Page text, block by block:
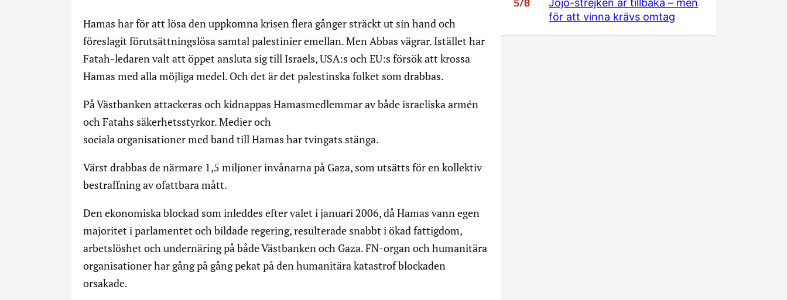
Hamas har för att lösa den uppkomna krisen flera gånger sträckt ut sin hand och
föreslagit förutsättningslösa samtal palestinier emellan. Men Abbas vägrar. Istället har
Fatah-ledaren valt att öppet ansluta sig till Israels, USA:s och EU:s försök att krossa
Hamas med alla möjliga medel. Och det är det palestinska folket som drabbas.
På Västbanken attackeras och kidnappas Hamasmedlemmar av både israeliska armén
och Fatahs säkerhetsstyrkor. Medier och
sociala organisationer med band till Hamas har tvingats stänga.
Värst drabbas de närmare 1,5 miljoner invånarna på Gaza, som utsätts för en kollektiv
bestraffning av ofattbara mått.
Den ekonomiska blockad som inleddes efter valet i januari 2006, då Hamas vann egen
majoritet i parlamentet och bildade regering, resulterade snabbt i ökad fattigdom,
arbetslöshet och undernäring på både Västbanken och Gaza. FN-organ och humanitära
organisationer har gång på gång pekat på den humanitära katastrof blockaden
orsakade.
Jojo-strejken är tillbaka – men
för att vinna krävs omtag